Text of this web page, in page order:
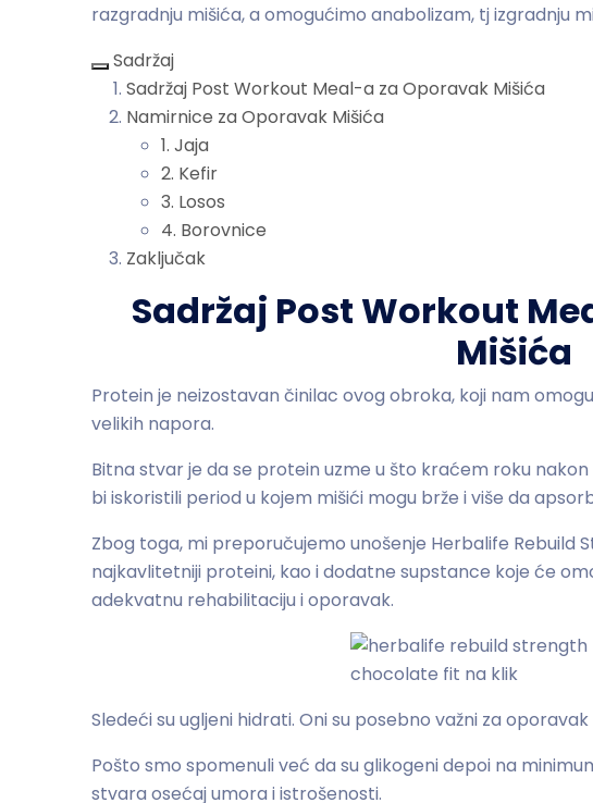
razgradnju mišića, a omogućimo anabolizam, tj izgradnju
Sadržaj
Sadržaj Post Workout Meal-a za Oporavak Mišića
Namirnice za Oporavak Mišića
1. Jaja
2. Kefir
3. Losos
4. Borovnice
Zaključak
Sadržaj Post Workout
Mišića
Protein je neizostavan činilac ovog obroka, koji nam
velikih napora.
Bitna stvar je da se protein uzme u što kraćem roku
bi iskoristili period u kojem mišići mogu brže i više da
Zbog toga, mi preporučujemo unošenje Herbalife Rebuild
najkavlitetniji proteini, kao i dodatne supstance koje će
adekvatnu rehabilitaciju i oporavak.
Sledeći su ugljeni hidrati. Oni su posebno važni za
Pošto smo spomenuli već da su glikogeni depoi na
stvara osećaj umora i istrošenosti.